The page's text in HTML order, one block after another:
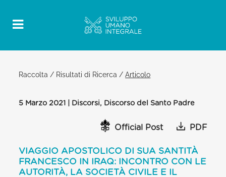
Raccolta / Risultati di Ricerca /Articolo
5 Marzo 2021 | Discorsi, Discorso del Santo Padre
Official Post PDF
VIAGGIO APOSTOLICO DI SUA SANTITÀ
FRANCESCO IN IRAQ: INCONTRO CON LE
AUTORITÀ, LA SOCIETÀ CIVILE E IL